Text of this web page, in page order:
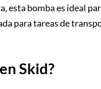
esta bomba es ideal
para tareas de
Skid?